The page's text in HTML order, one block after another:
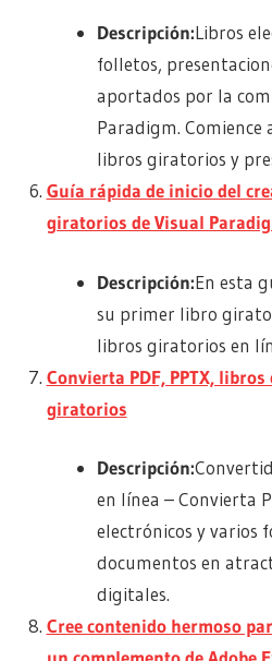
Descripción:Libros
folletos,
aportados por la
Paradigm. Comience
libros giratorios y
Guía rápida de inicio del
giratorios de Visual
Descripción:En esta
su primer libro
libros giratorios en
Convierta PDF, PPTX,
giratorios
Descripción:
en línea – Convierta
electrónicos y varios
documentos en
digitales.
Cree contenido hermoso